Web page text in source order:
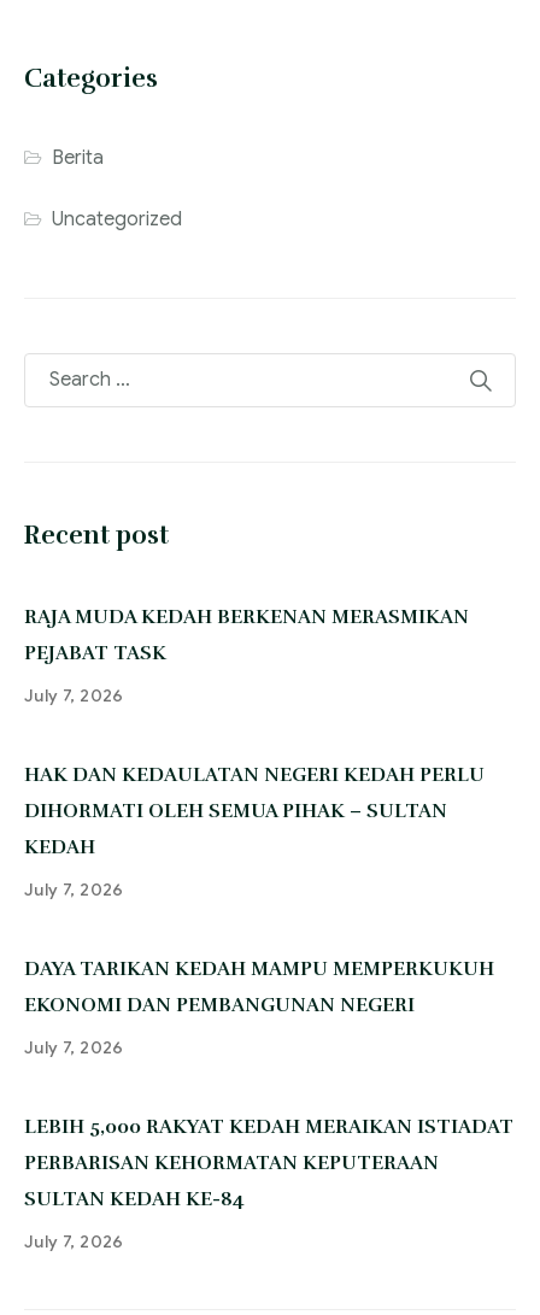
Categories
Berita
Uncategorized
Recent post
‎RAJA MUDA KEDAH BERKENAN MERASMIKAN
PEJABAT TASK
July 7, 2026
‎HAK DAN KEDAULATAN NEGERI KEDAH PERLU
DIHORMATI OLEH SEMUA PIHAK – SULTAN
KEDAH
July 7, 2026
‎DAYA TARIKAN KEDAH MAMPU MEMPERKUKUH
EKONOMI DAN PEMBANGUNAN NEGERI
July 7, 2026
‎LEBIH 5,000 RAKYAT KEDAH MERAIKAN ISTIADAT
PERBARISAN KEHORMATAN KEPUTERAAN
SULTAN KEDAH KE-84
July 7, 2026